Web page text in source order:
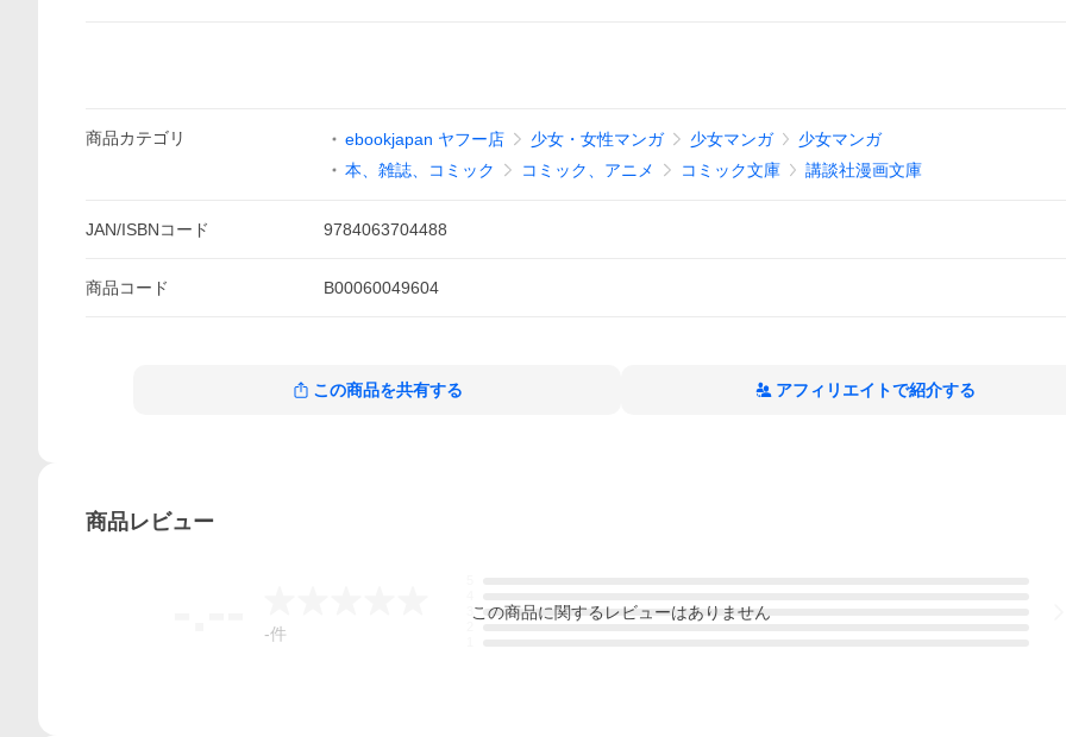
商品カテゴリ ebookjapan ヤフー店 少女・女性マンガ 少女マンガ
少女マンガ
本、雑誌、コミック
コミック、アニメ コミック文庫 講談社漫画文庫
JAN/ISBNコード 9784063704488
商品コード B00060049604
この商品を共有する アフィリエイトで紹介する
商品レビュー
-件
この商品に関するレビューはありません